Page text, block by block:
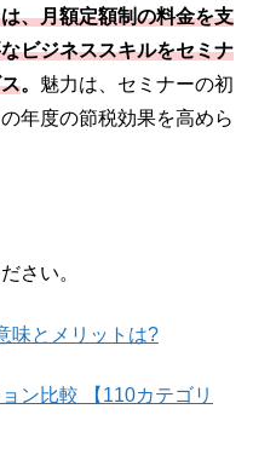
、月額定額制の料金を支
ビジネススキルをセミナ
。 魅力は、セミナーの初
年度の節税効果を高めら
さい。
味とメリットは?
ン比較 【110カテゴリ